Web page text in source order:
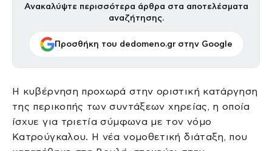
Ανακαλύψτε περισσότερα άρθρα στα αποτελέσματα
αναζήτησης.
Προσθήκη του dedomeno.gr στην Google
Η κυβέρνηση προχωρά στην οριστική κατάργηση
της περικοπής των συντάξεων χηρείας, η οποία
ίσχυε για τριετία σύμφωνα με τον νόμο
Κατρούγκαλου. Η νέα νομοθετική διάταξη, που